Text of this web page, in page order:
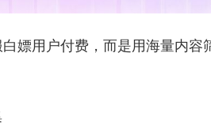
嫖用户付费，而是用海量内容